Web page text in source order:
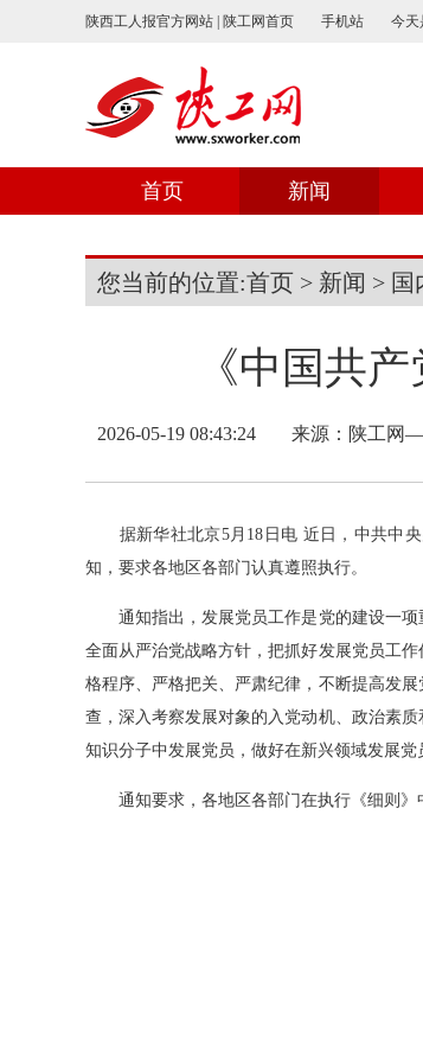
陕西工人报官方网站 | 陕工网首页 手机站 今天
首页 新闻
您当前的位置:首页 > 新闻 > 国
《中国共
2026-05-19 08:43:24 来源： 陕工网
据新华社北京5月18日电 近日，中共中央
知，要求各地区各部门认真遵照执行。
通知指出，发展党员工作是党的建设一项
全面从严治党战略方针，把抓好发展党员工
格程序、严格把关、严肃纪律，不断提高发
查，深入考察发展对象的入党动机、政治素
知识分子中发展党员，做好在新兴领域发展
通知要求，各地区各部门在执行《细则》